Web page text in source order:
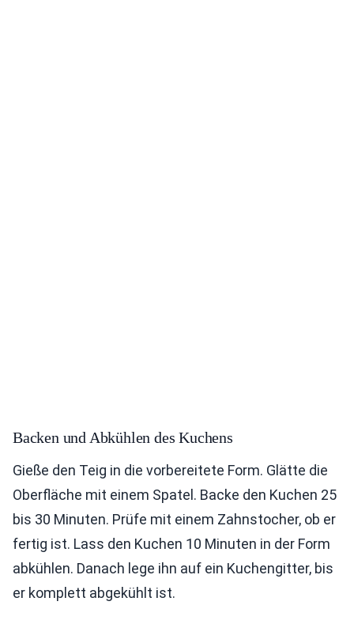
Backen und Abkühlen des Kuchens
Gieße den Teig in die vorbereitete Form. Glätte die
Oberfläche mit einem Spatel. Backe den Kuchen 25
bis 30 Minuten. Prüfe mit einem Zahnstocher, ob er
fertig ist. Lass den Kuchen 10 Minuten in der Form
abkühlen. Danach lege ihn auf ein Kuchengitter, bis
er komplett abgekühlt ist.